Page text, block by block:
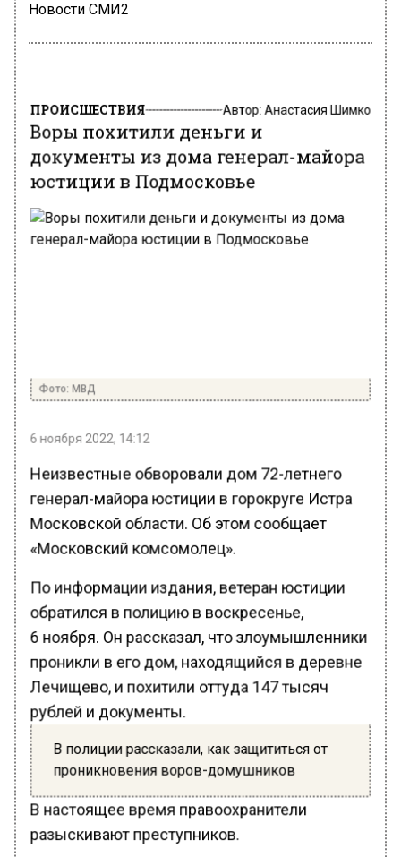
Новости СМИ2
ПРОИСШЕСТВИЯ Автор: Анастасия Шимко
Воры похитили деньги и
документы из дома генерал-майора
юстиции в Подмосковье
Фото: МВД
6 ноября 2022, 14:12
Неизвестные обворовали дом 72-летнего
генерал-майора юстиции в горокруге Истра
Московской области. Об этом сообщает
«Московский комсомолец».
По информации издания, ветеран юстиции
обратился в полицию в воскресенье,
6 ноября. Он рассказал, что злоумышленники
проникли в его дом, находящийся в деревне
Лечищево, и похитили оттуда 147 тысяч
рублей и документы.
В полиции рассказали, как защититься от
проникновения воров-домушников
В настоящее время правоохранители
разыскивают преступников.